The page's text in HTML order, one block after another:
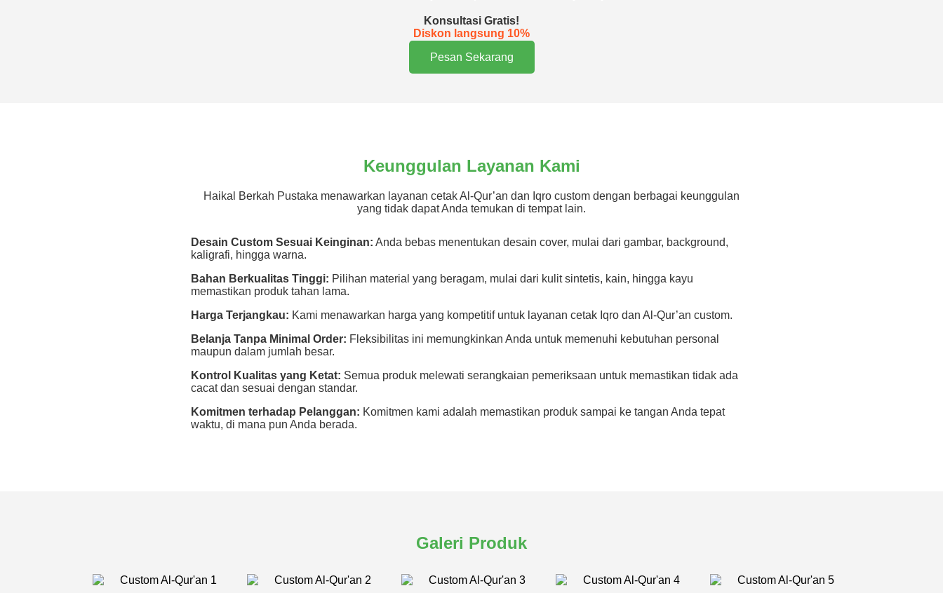
Konsultasi Gratis!
Diskon langsung 10%
Pesan Sekarang
Keunggulan Layanan Kami
Haikal Berkah Pustaka menawarkan layanan cetak Al-Qur’an dan Iqro custom dengan berbagai keunggulan
yang tidak dapat Anda temukan di tempat lain.
Desain Custom Sesuai Keinginan: Anda bebas menentukan desain cover, mulai dari gambar, background,
kaligrafi, hingga warna.
Bahan Berkualitas Tinggi: Pilihan material yang beragam, mulai dari kulit sintetis, kain, hingga kayu
memastikan produk tahan lama.
Harga Terjangkau: Kami menawarkan harga yang kompetitif untuk layanan cetak Iqro dan Al-Qur’an custom.
Belanja Tanpa Minimal Order: Fleksibilitas ini memungkinkan Anda untuk memenuhi kebutuhan personal
maupun dalam jumlah besar.
Kontrol Kualitas yang Ketat: Semua produk melewati serangkaian pemeriksaan untuk memastikan tidak ada
cacat dan sesuai dengan standar.
Komitmen terhadap Pelanggan: Komitmen kami adalah memastikan produk sampai ke tangan Anda tepat
waktu, di mana pun Anda berada.
Galeri Produk